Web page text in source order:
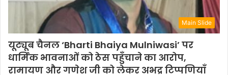
Main Slide
यूट्यूब चैनल ‘Bharti Bhaiya Mulniwasi’ पर
धार्मिक भावनाओं को ठेस पहुँचाने का आरोप,
रामायण और गणेश जी को लेकर अभद्र टिप्पणियाँ